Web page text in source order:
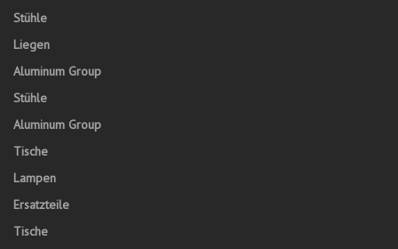
Stühle
Liegen
Aluminum Group
Stühle
Aluminum Group
Tische
Lampen
Ersatzteile
Tische